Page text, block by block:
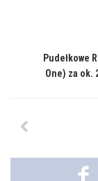
Pudełkowe
One) za ok.